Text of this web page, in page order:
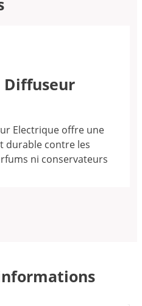
Diffuseur
Electrique offre une
durable contre les
ni conservateurs